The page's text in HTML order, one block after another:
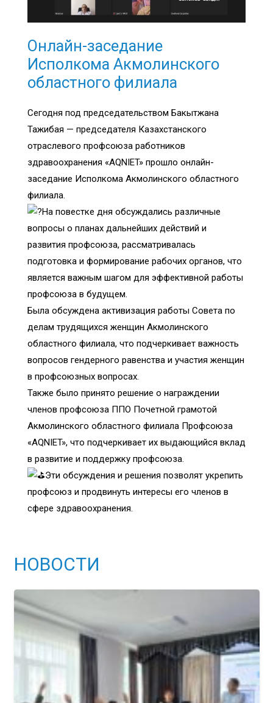
Онлайн-заседание
Исполкома Акмолинского
областного филиала
Сегодня под председательством Бакытжана
Тажибая — председателя Казахстанского
отраслевого профсоюза работников
здравоохранения «AQNIET» прошло онлайн-
заседание Исполкома Акмолинского областного
филиала.
На повестке дня обсуждались различные
вопросы о планах дальнейших действий и
развития профсоюза, рассматривалась
подготовка и формирование рабочих органов, что
является важным шагом для эффективной работы
профсоюза в будущем.
Была обсуждена активизация работы Совета по
делам трудящихся женщин Акмолинского
областного филиала, что подчеркивает важность
вопросов гендерного равенства и участия женщин
в профсоюзных вопросах.
Также было принято решение о награждении
членов профсоюза ППО Почетной грамотой
Акмолинского областного филиала Профсоюза
«AQNIET», что подчеркивает их выдающийся вклад
в развитие и поддержку профсоюза.
Эти обсуждения и решения позволят укрепить
профсоюз и продвинуть интересы его членов в
сфере здравоохранения.
НОВОСТИ